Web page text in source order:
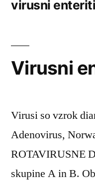
virusni
Virusni
Virusi so vzrok
Adenovirus,
ROTAVIRUSNE
skupine A in B.